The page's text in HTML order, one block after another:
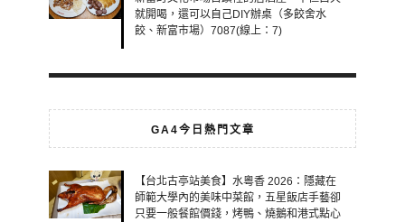
就開喝，還可以自己DIY辦桌（多餃舍水
餃、新富市場）7087(線上：7)
GA4今日熱門文章
【台北古亭站美食】水粵香 2026：隱藏在
師範大學內的美味中菜館，五星飯店手藝卻
只要一般餐館價錢，烤鴨、燒鵝和港式點心